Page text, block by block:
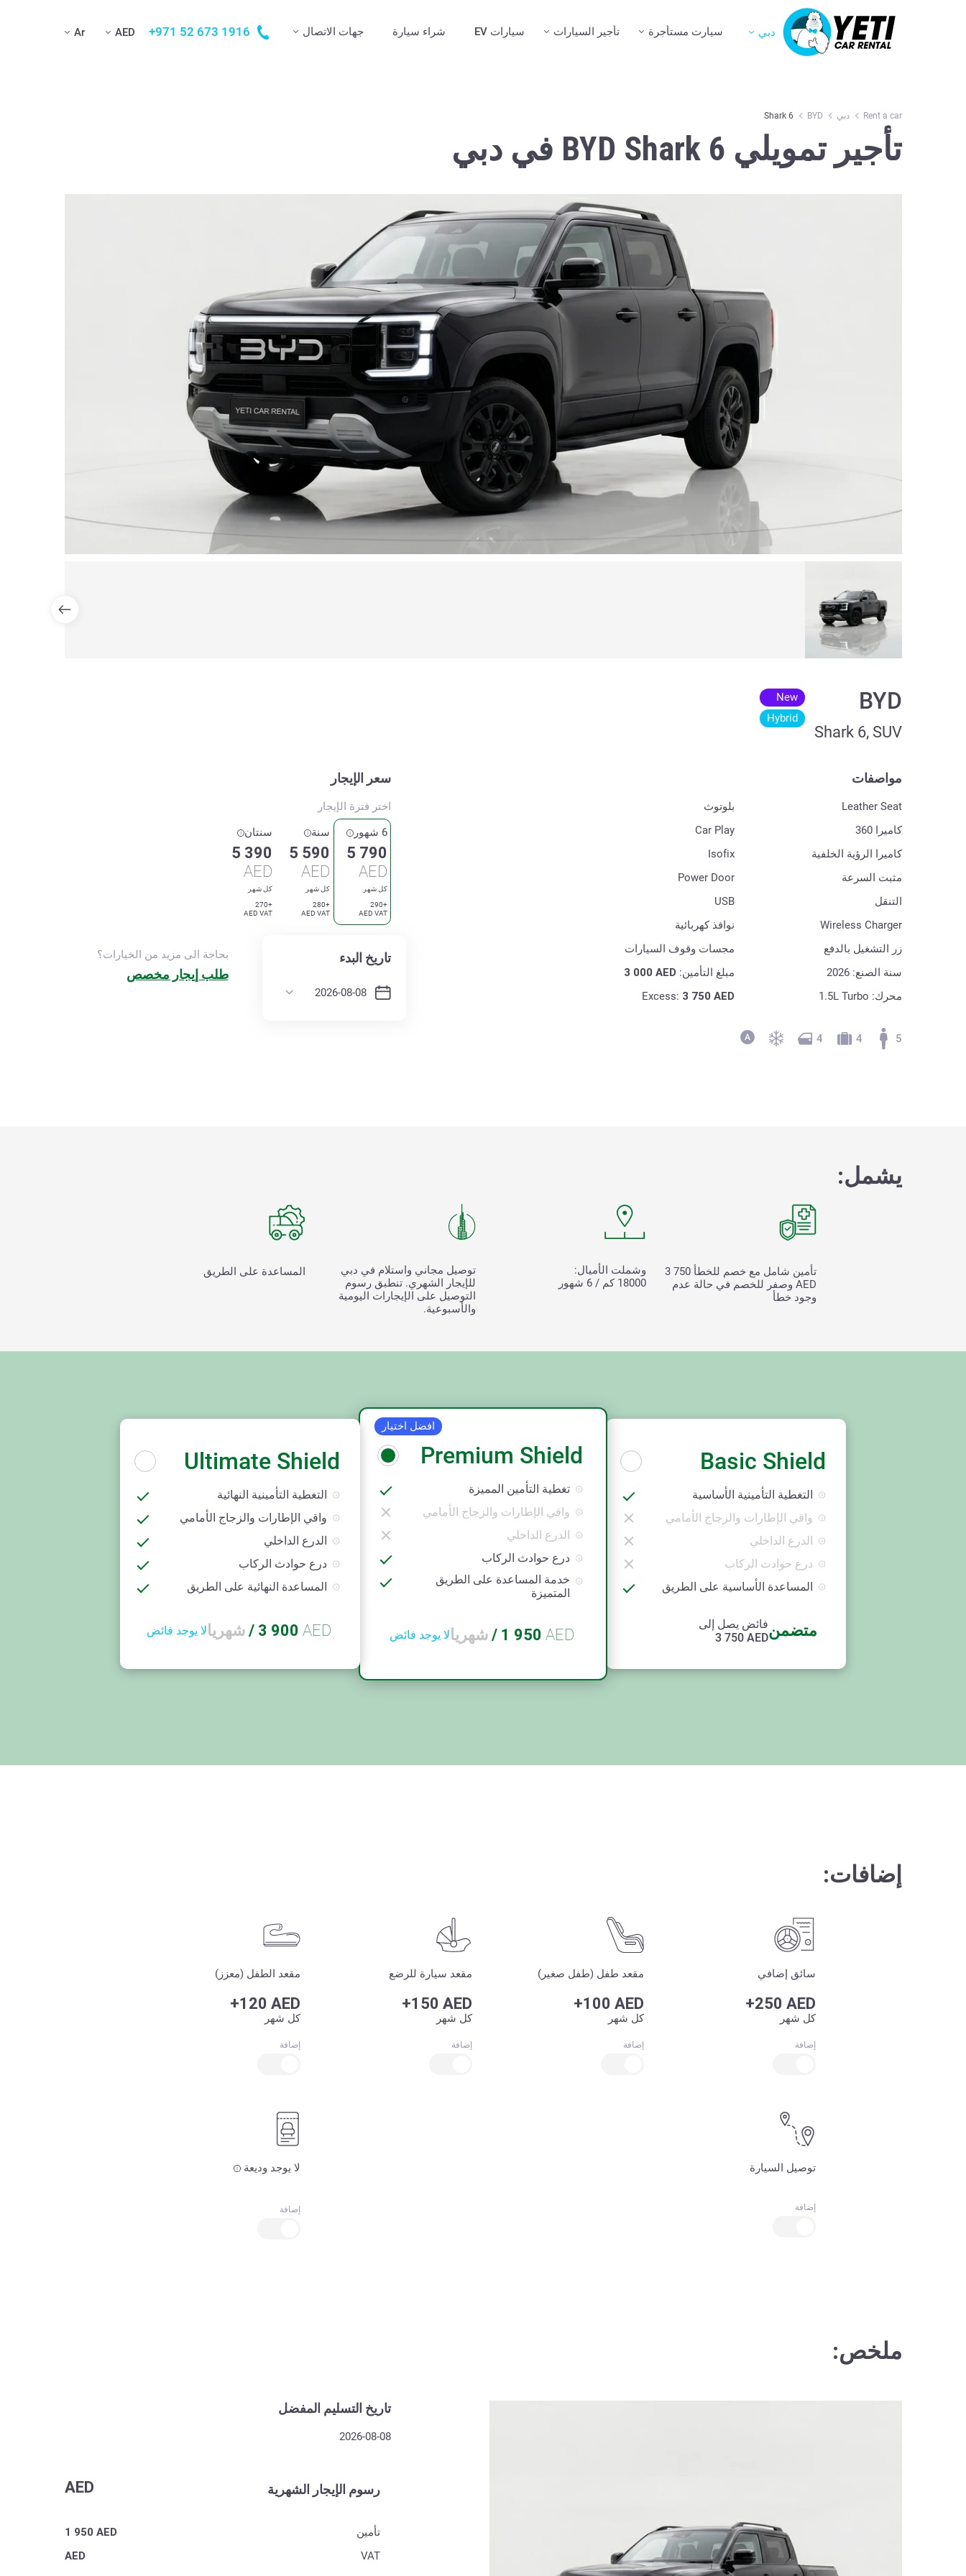
دبي سيارت مستأجرة تأجير السيارات سيارات EV شراء سيارة جهات الاتصال +971 52 673 1916
AED
Ar
Rent a car دبي BYD
Shark 6
تأجير تمويلي BYD Shark 6 في دبي
BYD
Shark 6, SUV
New
Hybrid
مواصفات
Leather Seat
كاميرا 360
كاميرا الرؤية الخلفية
مثبت السرعة
التنقل
Wireless Charger
زر التشغيل بالدفع
سنة الصنع: 2026
محرك: 1.5L Turbo
بلوتوث
Car Play
Isofix
Power Door
USB
نوافذ كهربائية
مجسات وقوف السيارات
مبلغ التأمين:
3 000 AED
Excess: 3 750 AED
5
4
4
سعر الإيجار
اختر فترة الإيجار
6 شهور
5 790
AED
كل شهر
+290
AED VAT
سنة
5 590
AED
كل شهر
+280
AED VAT
سنتان
5 390
AED
كل شهر
+270
AED VAT
تاريخ البدء بحاجة الى مزيد من الخيارات؟
طلب إيجار مخصص
يشمل:
تأمين شامل مع خصم للخطأ 3 750
AED وصفر للخصم في حالة عدم
وجود خطأ
وشملت الأميال:
18000 كم / 6 شهور
توصيل مجاني واستلام في دبي
للإيجار الشهري. تنطبق رسوم
التوصيل على الإيجارات اليومية
والأسبوعية.
المساعدة على الطريق
Basic Shield
التغطية التأمينية الأساسية
واقي الإطارات والزجاج الأمامي
الدرع الداخلي
درع حوادث الركاب
المساعدة الأساسية على الطريق
متضمنفائض يصل إلى
3 750 AED
افضل اختيار
Premium Shield
تغطية التأمين المميزة
واقي الإطارات والزجاج الأمامي
الدرع الداخلي
درع حوادث الركاب
خدمة المساعدة على الطريق
المتميزة
AED
1 950
/ شهريالا يوجد فائض
Ultimate Shield
التغطية التأمينية النهائية
واقي الإطارات والزجاج الأمامي
الدرع الداخلي
درع حوادث الركاب
المساعدة النهائية على الطريق
AED
3 900
/ شهريالا يوجد فائض
إضافات:
سائق إضافي
+250 AED
كل شهر
إضافة
مقعد طفل (طفل صغير)
+100 AED
كل شهر
إضافة
مقعد سيارة للرضع
+150 AED
كل شهر
إضافة
مقعد الطفل (معزز)
+120 AED
كل شهر
إضافة
توصيل السيارة
إضافة
لا يوجد وديعة
إضافة
ملخص:
تاريخ التسليم المفضل
2026-08-08
رسوم الإيجار الشهرية AED
تأمين 1 950 AED
VAT
AED